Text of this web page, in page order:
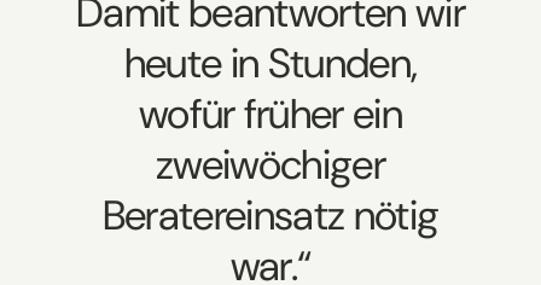
Damit beantworten wir
heute in Stunden,
wofür früher ein
zweiwöchiger
Beratereinsatz nötig
war.“